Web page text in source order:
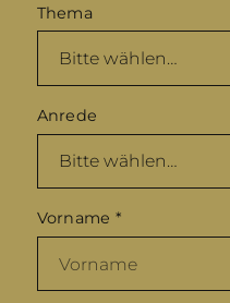
Thema
Anrede
Vorname *